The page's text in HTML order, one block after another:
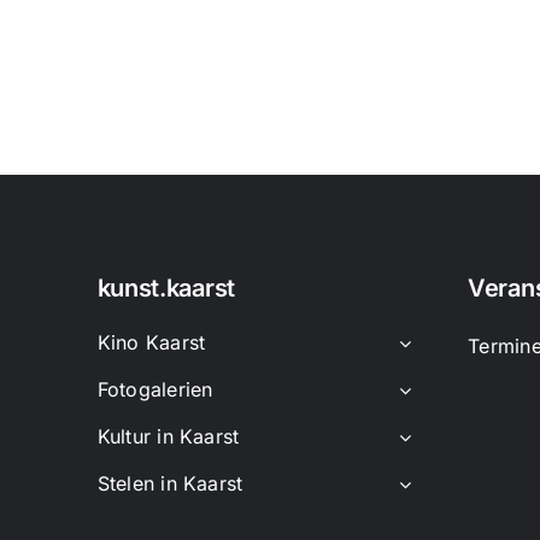
kunst.kaarst
Kino Kaarst
Fotogalerien
Kultur in Kaarst
Stelen in Kaarst